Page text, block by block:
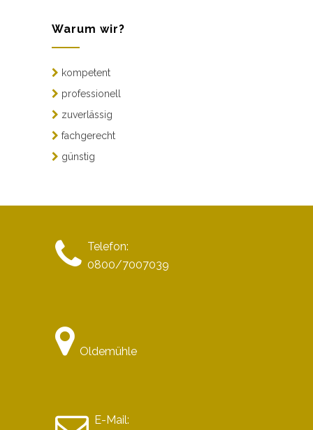
Warum wir?
kompetent
professionell
zuverlässig
fachgerecht
günstig
Telefon:
0800/7007039
Oldemühle
E-Mail: